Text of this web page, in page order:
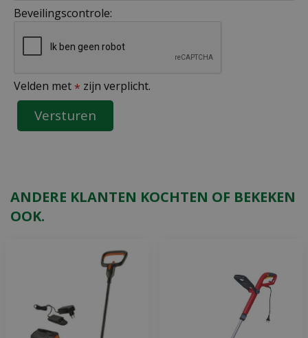
Beveilingscontrole:
Velden met * zijn verplicht.
ANDERE KLANTEN KOCHTEN OF BEKEKEN
OOK.